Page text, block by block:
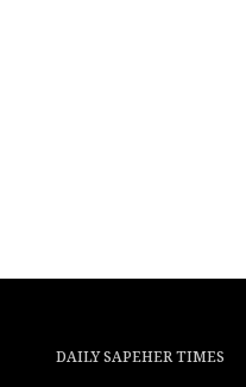
DAILY SAPEHER TIMES